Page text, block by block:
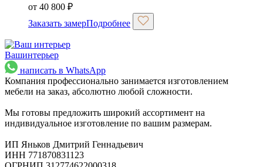
от 40 800 ₽
Заказать замерПодробнее
Вашинтерьер
написать в WhatsApp
Компания профессионально занимается изготовлением
мебели на заказ, абсолютно любой сложности.
Мы готовы предложить широкий ассортимент на
индивидуальное изготовление по вашим размерам.
ИП Яньков Дмитрий Геннадьевич
ИНН 771870831123